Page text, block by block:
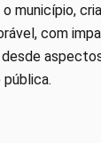
o município,
com
desde
pública.